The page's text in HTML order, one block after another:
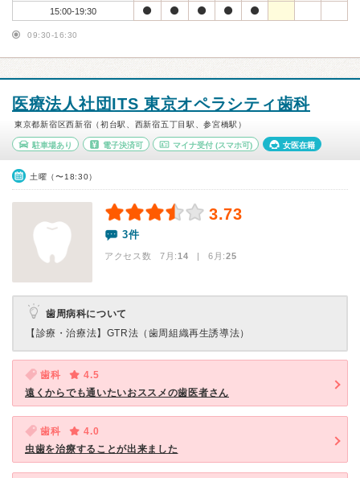
15:00-19:30
09:30-16:30
医療法人社団ITS 東京オペラシティ歯科
東京都新宿区西新宿（初台駅、西新宿五丁目駅、参宮橋駅）
駐車場あり 電子決済可 マイナ受付 (スマホ可) 女医在籍
土曜（〜18:30）
3.73
3件
アクセス数 7月:14 | 6月:25
歯周病科について
【診療・治療法】 GTR法（歯周組織再生誘導法）
歯科
4.5
遠くからでも通いたいおススメの歯医者さん
歯科
4.0
虫歯を治療することが出来ました